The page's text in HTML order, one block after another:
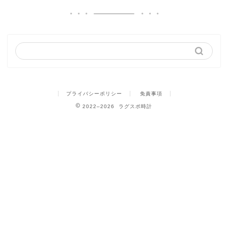
プライバシーポリシー 免責事項
2022–2026 ラグスポ時計